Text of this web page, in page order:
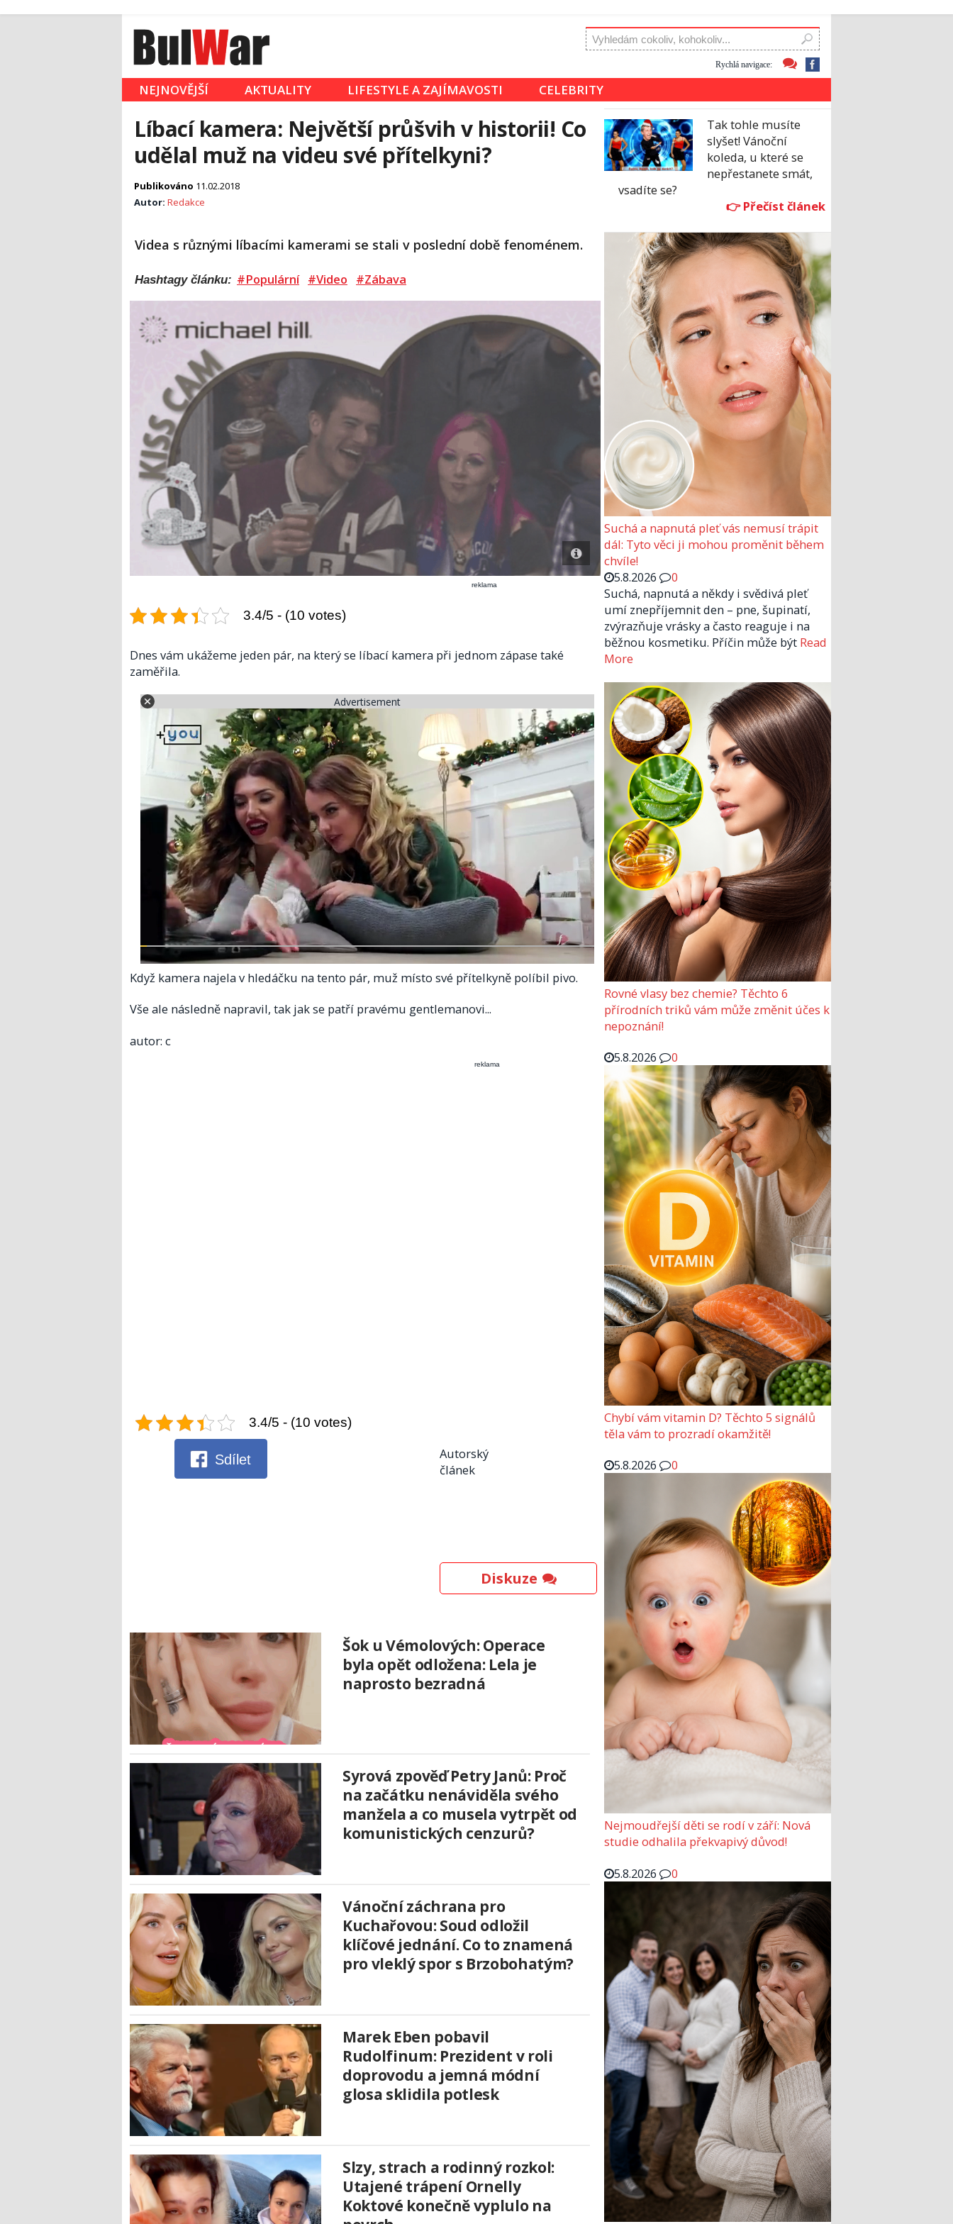
Rychlá navigace:
NEJNOVĚJŠÍ AKTUALITY LIFESTYLE A ZAJÍMAVOSTI CELEBRITY
Líbací kamera: Největší průšvih v historii! Co
udělal muž na videu své přítelkyni?
Publikováno 11.02.2018
Autor: Redakce
Videa s různými líbacími kamerami se stali v poslední době fenoménem.
Hashtagy článku: #Populární #Video #Zábava
reklama
3.4/5 - (10 votes)
Dnes vám ukážeme jeden pár, na který se líbací kamera při jednom zápase také
zaměřila.
Advertisement
Když kamera najela v hledáčku na tento pár, muž místo své přítelkyně políbil pivo.
Vše ale následně napravil, tak jak se patří pravému gentlemanovi...
autor: c
reklama
3.4/5 - (10 votes)
Sdílet
Autorský
článek
Diskuze
Šok u Vémolových: Operace
byla opět odložena: Lela je
naprosto bezradná
Syrová zpověď Petry Janů: Proč
na začátku nenáviděla svého
manžela a co musela vytrpět od
komunistických cenzurů?
Vánoční záchrana pro
Kuchařovou: Soud odložil
klíčové jednání. Co to znamená
pro vleklý spor s Brzobohatým?
Marek Eben pobavil
Rudolfinum: Prezident v roli
doprovodu a jemná módní
glosa sklidila potlesk
Slzy, strach a rodinný rozkol:
Utajené trápení Ornelly
Koktové konečně vyplulo na
Tak tohle musíte
slyšet! Vánoční
koleda, u které se
nepřestanete smát,
vsadíte se?
Suchá a napnutá pleť vás nemusí trápit
dál: Tyto věci ji mohou proměnit během
chvíle!
5.8.2026
0
Suchá, napnutá a někdy i svědivá pleť
umí znepříjemnit den – pne, šupinatí,
zvýrazňuje vrásky a často reaguje i na
běžnou kosmetiku. Příčin může být Read
More
Rovné vlasy bez chemie? Těchto 6
přírodních triků vám může změnit účes k
nepoznání!
5.8.2026
0
Chybí vám vitamin D? Těchto 5 signálů
těla vám to prozradí okamžitě!
5.8.2026
0
Nejmoudřejší děti se rodí v září: Nová
studie odhalila překvapivý důvod!
5.8.2026
0